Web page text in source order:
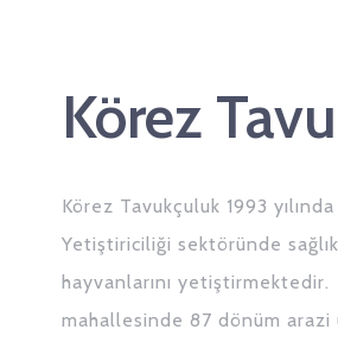
Körez
Körez Tavukçuluk 1993
Yetiştiriciliği sektöründe
hayvanlarını yetiştirmektedir.
mahallesinde 87 dönüm